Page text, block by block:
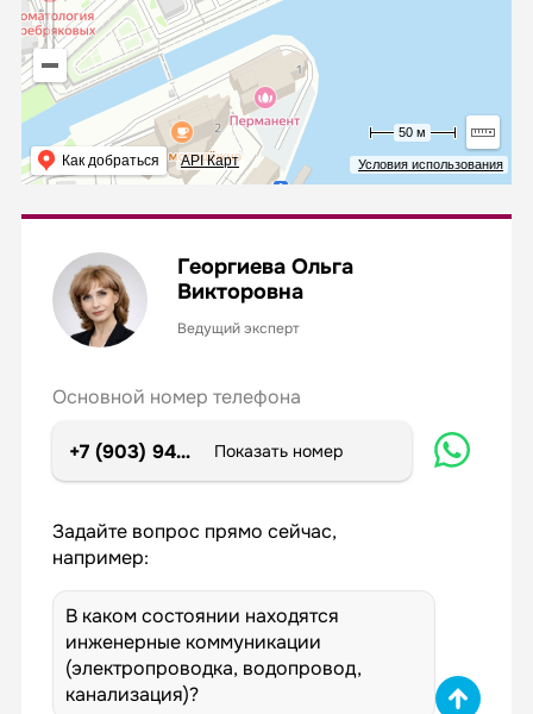
Георгиева Ольга
Викторовна
Ведущий эксперт
Основной номер телефона
+7 (903) 947-72-02Показать номер
Задайте вопрос прямо сейчас,
например:
Условия использования
Как добраться API Карт
50 м